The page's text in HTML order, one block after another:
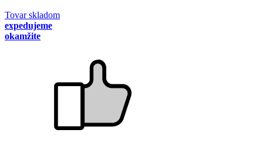
Tovar skladom
expedujeme
okamžite